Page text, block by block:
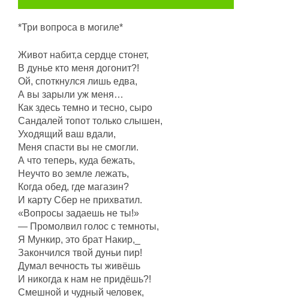
*Три вопроса в могиле*
Живот набит,а сердце стонет,
В дунье кто меня догонит?!
Ой, споткнулся лишь едва,
А вы зарыли уж меня…
Как здесь темно и тесно, сыро
Сандалей топот только слышен,
Уходящий ваш вдали,
Меня спасти вы не смогли.
А что теперь, куда бежать,
Неучто во земле лежать,
Когда обед, где магазин?
И карту Сбер не прихватил.
«Вопросы задаешь не ты!»
— Промолвил голос с темноты,
Я Мункир, это брат Накир,_
Закончился твой дуньи пир!
Думал вечность ты живёшь
И никогда к нам не придёшь?!
Смешной и чудный человек,